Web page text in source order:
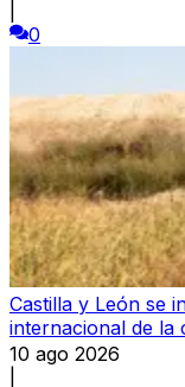
0
Castilla y León se
internacional de la
10 ago 2026